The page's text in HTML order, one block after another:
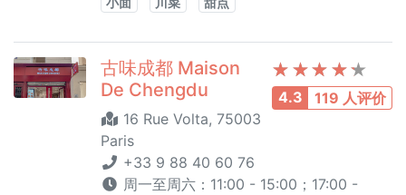
4.3 119 人评价
古味成都 Maison
De Chengdu
16 Rue Volta, 75003
Paris
+33 9 88 40 60 76
周一至周六：11:00 - 15:00；17:00 -